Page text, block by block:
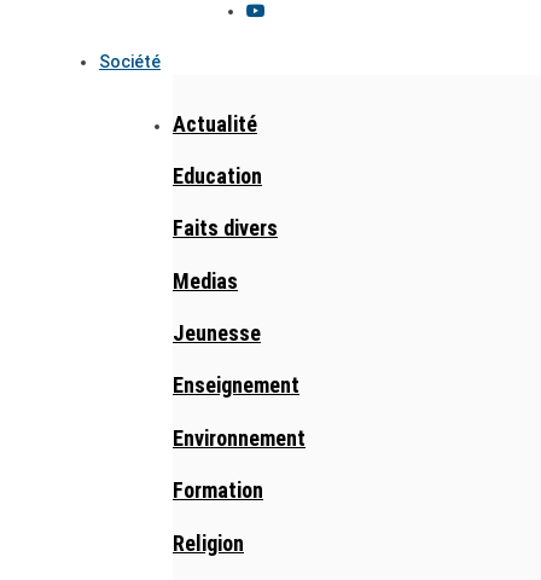
Société
Actualité
Education
Faits divers
Medias
Jeunesse
Enseignement
Environnement
Formation
Religion